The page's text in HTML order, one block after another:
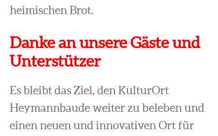
heimischen Brot.
Danke an unsere Gäste und
Unterstützer
Es bleibt das Ziel, den KulturOrt
Heymannbaude weiter zu beleben und
einen neuen und innovativen Ort für